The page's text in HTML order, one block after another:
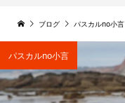
ブログ パスカルno小言
パスカルno小言